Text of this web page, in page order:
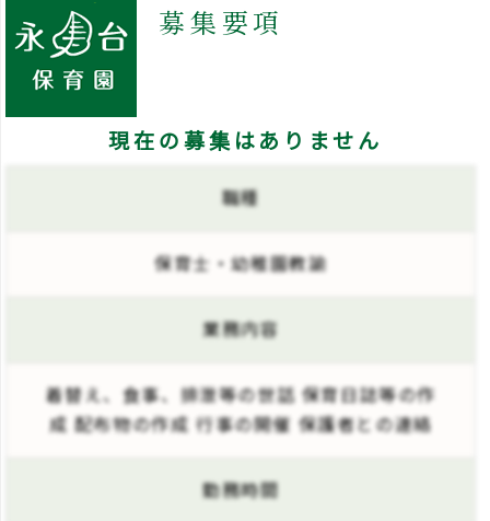
募集要項
現在の募集はありません
職種
保育士・幼稚園教諭
業務内容
着替え、食事、排泄等の世話 保育日誌等の作
成 配布物の作成 行事の開催 保護者との連絡
勤務時間